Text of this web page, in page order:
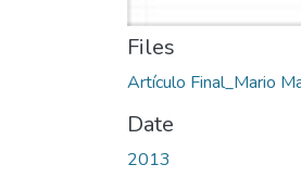
Files
Artículo Final_Mario
Date
2013